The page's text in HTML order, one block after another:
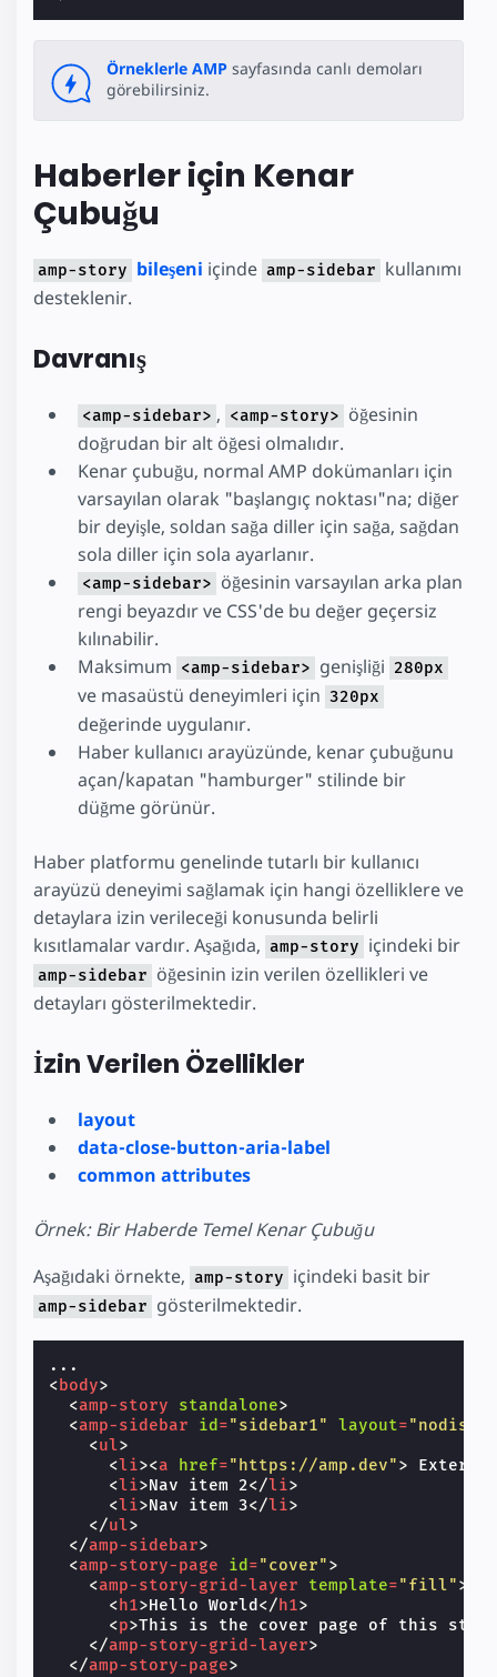
Örneklerle AMP sayfasında canlı demoları
görebilirsiniz.
Haberler için Kenar
Çubuğu
amp-story bileşeni içinde amp-sidebar kullanımı
desteklenir.
Davranış
<amp-sidebar> , <amp-story> öğesinin
doğrudan bir alt öğesi olmalıdır.
Kenar çubuğu, normal AMP dokümanları için
varsayılan olarak "başlangıç noktası"na; diğer
bir deyişle, soldan sağa diller için sağa, sağdan
sola diller için sola ayarlanır.
<amp-sidebar> öğesinin varsayılan arka plan
rengi beyazdır ve CSS'de bu değer geçersiz
kılınabilir.
Maksimum <amp-sidebar> genişliği 280px
ve masaüstü deneyimleri için 320px
değerinde uygulanır.
Haber kullanıcı arayüzünde, kenar çubuğunu
açan/kapatan "hamburger" stilinde bir
düğme görünür.
Haber platformu genelinde tutarlı bir kullanıcı
arayüzü deneyimi sağlamak için hangi özelliklere ve
detaylara izin verileceği konusunda belirli
kısıtlamalar vardır. Aşağıda, amp-story içindeki bir
amp-sidebar öğesinin izin verilen özellikleri ve
detayları gösterilmektedir.
İzin Verilen Özellikler
layout
data-close-button-aria-label
common attributes
Örnek: Bir Haberde Temel Kenar Çubuğu
Aşağıdaki örnekte, amp-story içindeki basit bir
amp-sidebar gösterilmektedir.
<body>
<amp-story standalone>
<amp-sidebar id ="sidebar1" layout=
<ul>
<li><a href="https://amp.dev">
<li>Nav item 2</li>
<li>Nav item 3</li>
</ul>
</amp-sidebar>
<amp-story-page id ="cover">
<amp-story-grid-layer template="fill">
< h1>Hello World </ h1>
<p>This is the cover page of this
</amp-story-grid-layer>
</amp-story-page>